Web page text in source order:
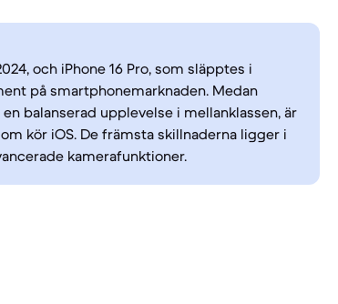
och iPhone 16 Pro, som släpptes i
på smartphonemarknaden. Medan
balanserad upplevelse i mellanklassen, är
kör iOS. De främsta skillnaderna ligger i
kamerafunktioner.